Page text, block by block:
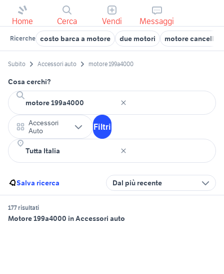
Home Cerca Vendi Messaggi
Ricerche costo barca a motore due motori motore cancello
Subito Accessori auto motore 199a4000
Cosa cerchi?
Accessori
Auto
Filtri
Salva ricerca Dal più recente
177 risultati
Motore 199a4000 in Accessori auto